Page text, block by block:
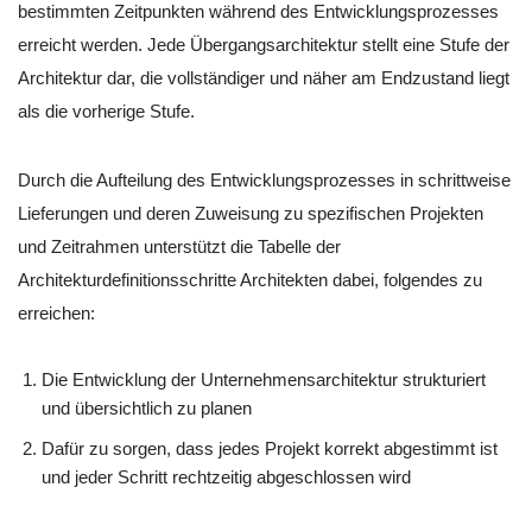
bestimmten Zeitpunkten während des Entwicklungsprozesses
erreicht werden. Jede Übergangsarchitektur stellt eine Stufe der
Architektur dar, die vollständiger und näher am Endzustand liegt
als die vorherige Stufe.
Durch die Aufteilung des Entwicklungsprozesses in schrittweise
Lieferungen und deren Zuweisung zu spezifischen Projekten
und Zeitrahmen unterstützt die Tabelle der
Architekturdefinitionsschritte Architekten dabei, folgendes zu
erreichen:
Die Entwicklung der Unternehmensarchitektur strukturiert
und übersichtlich zu planen
Dafür zu sorgen, dass jedes Projekt korrekt abgestimmt ist
und jeder Schritt rechtzeitig abgeschlossen wird